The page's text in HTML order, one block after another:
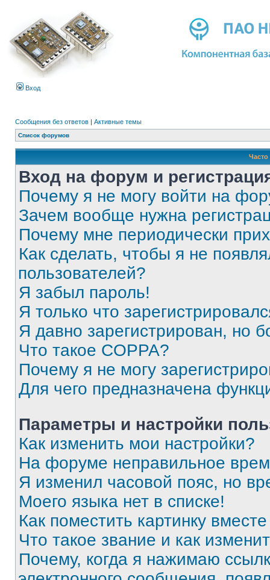
Вход
Сообщения без ответов | Активные темы
Список форумов
Вход на форум и
Почему я не могу войти на
Зачем вообще нужна
Почему мне периодически
Как сделать, чтобы я не
пользователей?
Я забыл пароль!
Я только что
Я давно зарегистрирован, но
Что такое COPPA?
Почему я не могу
Для чего предназначена
Параметры и настройки
Как изменить мои настройки?
На форуме неправильное
Я изменил часовой пояс, но
Моего языка нет в списке!
Как поместить картинку
Что такое звание и как
Почему, когда я нажимаю